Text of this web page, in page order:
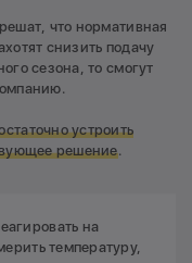
что нормативная
снизить подачу
сезона, то смогут
устроить
решение.
на
температуру,